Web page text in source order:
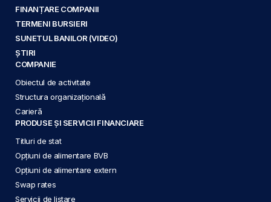
FINANȚARE COMPANII
TERMENI BURSIERI
SUNETUL BANILOR (VIDEO)
ȘTIRI
COMPANIE
Obiectul de activitate
Structura organizațională
Carieră
PRODUSE ȘI SERVICII FINANCIARE
Titluri de stat
Opțiuni de alimentare BVB
Opțiuni de alimentare extern
Swap rates
Servicii de listare